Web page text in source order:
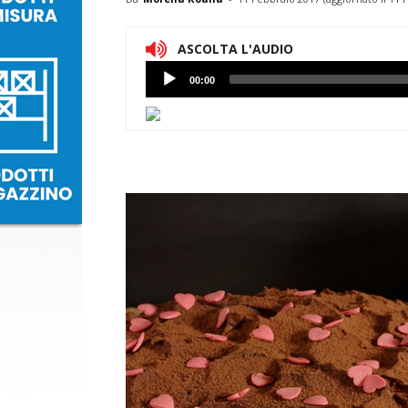
ASCOLTA L'AUDIO
Lettore
Audio
00:00